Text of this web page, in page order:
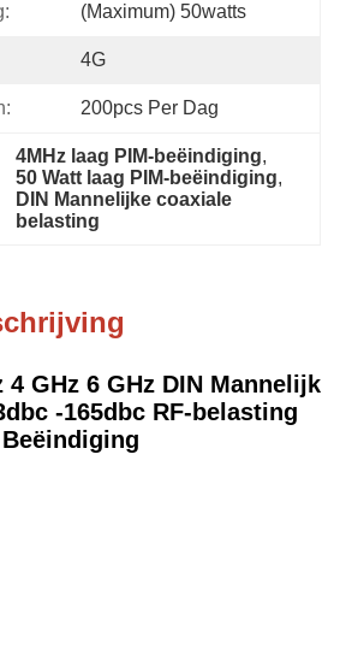
(maximum) 50watts
4G
200pcs Per Dag
4MHz laag PIM-beëindiging,
50 Watt laag PIM-beëindiging,
DIN Mannelijke coaxiale
belasting
4 GHz 6 GHz DIN Mannelijk
-165dbc RF-belasting
Beëindiging